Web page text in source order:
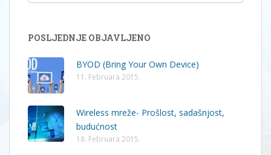
POSLJEDNJE OBJAVLJENO
BYOD (Bring Your Own Device)
11. Februara 2015.
Wireless mreže- Prošlost, sadašnjost,
budućnost
18. Februara 2015.